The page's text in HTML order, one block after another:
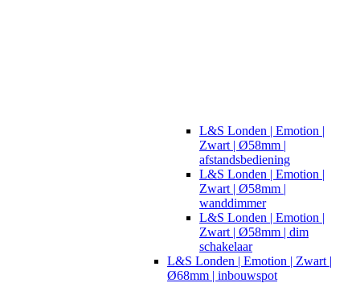
L&S Londen | Emotion |
Zwart | Ø58mm |
afstandsbediening
L&S Londen | Emotion |
Zwart | Ø58mm |
wanddimmer
L&S Londen | Emotion |
Zwart | Ø58mm | dim
schakelaar
L&S Londen | Emotion | Zwart |
Ø68mm | inbouwspot